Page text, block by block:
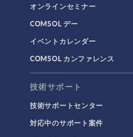
オンラインセミナー
COMSOL デー
イベントカレンダー
COMSOL カンファレンス
技術サポート
技術サポートセンター
対応中のサポート案件